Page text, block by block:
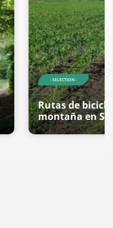
- SELECTION -
Rutas de
montaña en